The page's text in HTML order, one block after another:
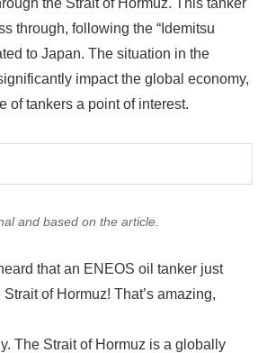
the Strait of Hormuz. This tanker
through, following the “Idemitsu
to Japan. The situation in the
impact the global economy,
of tankers a point of interest.
and based on the article.
that an ENEOS oil tanker just
of Hormuz! That’s amazing,
The Strait of Hormuz is a globally